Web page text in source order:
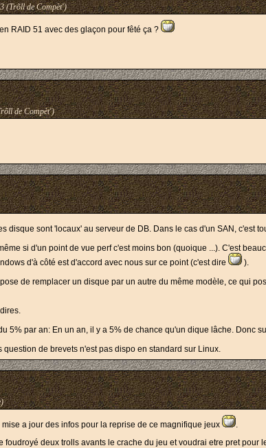
(Trõll de Compèt')
RAID 51 avec des glaçon pour fêté ça ?
de Compèt')
disque sont 'locaux' au serveur de DB. Dans le cas d'un SAN, c'est
si d'un point de vue perf c'est moins bon (quoique ...). C'est
d'à côté est d'accord avec nous sur ce point (c'est dire
).
de remplacer un disque par un autre du même modèle, ce qui
5% par an: En un an, il y a 5% de chance qu'un dique lâche. Donc
de brevets n'est pas dispo en standard sur Linux.
a jour des infos pour la reprise de ce magnifique jeux
.
deux trolls avants le crache du jeu et voudrai etre pret